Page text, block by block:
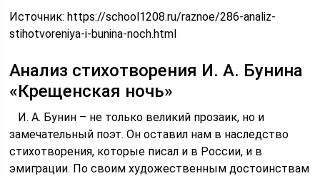
Источник:https://school1208.ru/raznoe/286-analiz-
stihotvoreniya-i-bunina-noch.html
Анализ стихотворения И. А. Бунина
«Крещенская ночь»
И. А. Бунин – не только великий прозаик, но и
замечательный поэт. Он оставил нам в наследство
стихотворения, которые писал и в России, и в
эмиграции. По своим художественным достоинствам